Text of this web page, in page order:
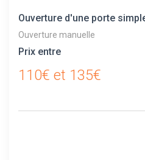
Ouverture d'une porte
Ouverture manuelle
Prix entre
110€ et 135€